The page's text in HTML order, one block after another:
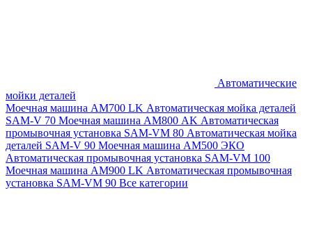
Автоматические
мойки деталей
Моечная машина AM700 LK Автоматическая мойка деталей
SAM-V 70 Моечная машина АМ800 AK Автоматическая
промывочная установка SAM-VM 80 Автоматическая мойка
деталей SAM-V 90 Моечная машина АМ500 ЭКО
Автоматическая промывочная установка SAM-VM 100
Моечная машина AM900 LK Автоматическая промывочная
установка SAM-VM 90 Все категории